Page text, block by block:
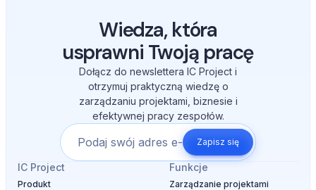
Wiedza, która
usprawni Twoją pracę
Dołącz do newslettera IC Project i
otrzymuj praktyczną wiedzę o
zarządzaniu projektami, biznesie i
efektywnej pracy zespołów.
Zapisz się
IC Project
Produkt
Funkcje
Zarządzanie projektami